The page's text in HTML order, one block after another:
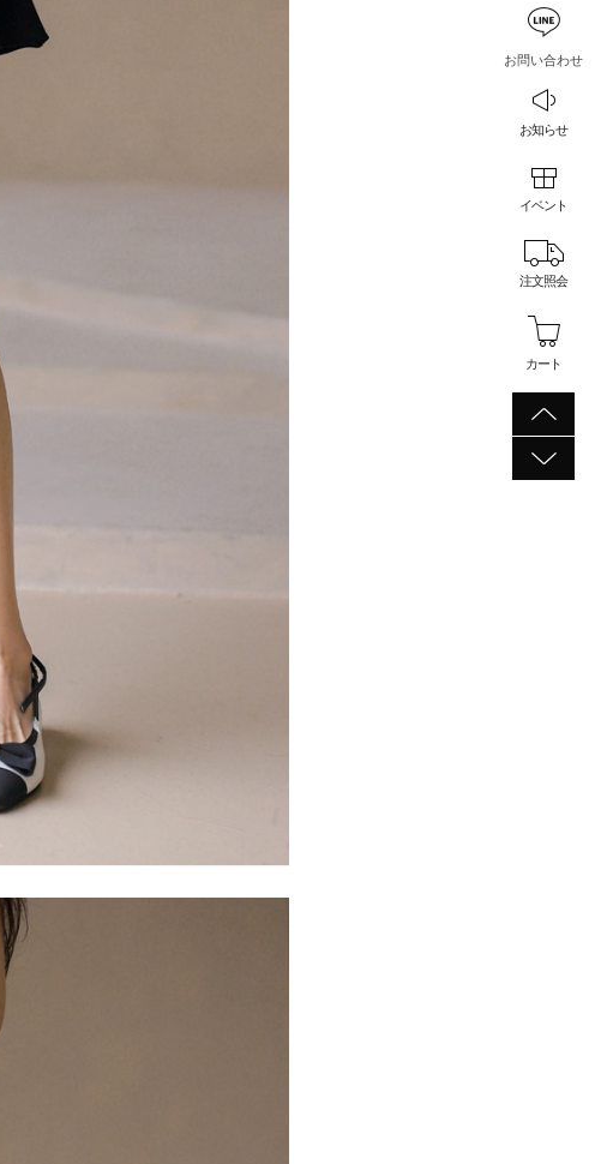
お問い合わせ
お知らせ
イベント
注文照会
カート